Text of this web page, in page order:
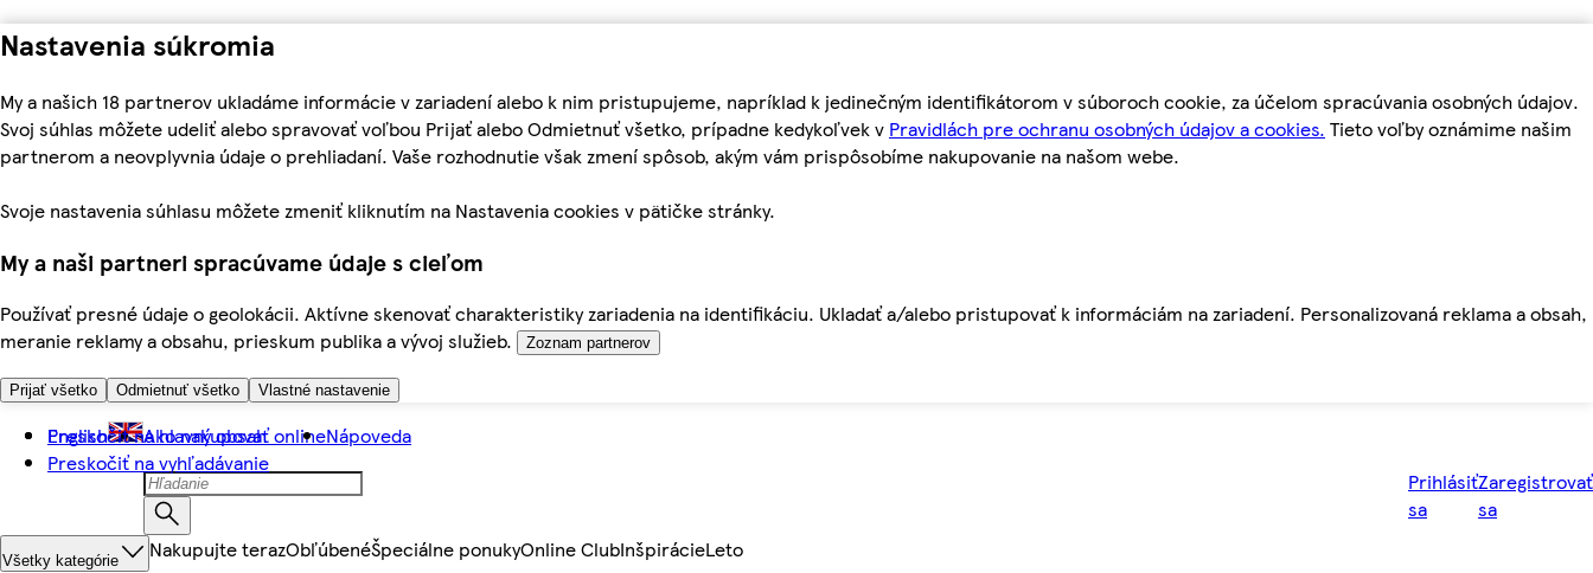
Nastavenia súkromia
My a našich 18 partnerov ukladáme informácie v zariadení alebo k nim pristupujeme, napríklad k jedinečným identifikátorom v súboroch cookie, za účelom spracúvania osobných údajov.
Svoj súhlas môžete udeliť alebo spravovať voľbou Prijať alebo Odmietnuť všetko, prípadne kedykoľvek v Pravidlách pre ochranu osobných údajov a cookies. Tieto voľby oznámime našim
partnerom a neovplyvnia údaje o prehliadaní. Vaše rozhodnutie však zmení spôsob, akým vám prispôsobíme nakupovanie na našom webe.
Svoje nastavenia súhlasu môžete zmeniť kliknutím na Nastavenia cookies v pätičke stránky.
My a naši partneri spracúvame údaje s cieľom
Používať presné údaje o geolokácii. Aktívne skenovať charakteristiky zariadenia na identifikáciu. Ukladať a/alebo pristupovať k informáciám na zariadení. Personalizovaná reklama a obsah,
meranie reklamy a obsahu, prieskum publika a vývoj služieb.
Zoznam partnerov
Prijať všetko Odmietnuť všetko Vlastné nastavenie
Preskočiť na hlavný obsah
Preskočiť na vyhľadávanie
English Ako nakupovať onlineNápoveda
Prihlásiť
sa
Zaregistrovať
sa
Všetky kategórie Nakupujte terazObľúbenéŠpeciálne ponukyOnline ClubInšpirácieLeto